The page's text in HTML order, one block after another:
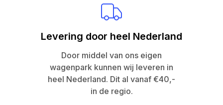
Levering door heel Nederland
Door middel van ons eigen
wagenpark kunnen wij leveren in
heel Nederland. Dit al vanaf €40,-
in de regio.